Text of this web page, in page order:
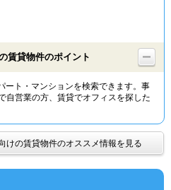
物件特集から
TOP
賃貸物件のポイント
ート・マンションを検索できます。事
自営業の方、賃貸でオフィスを探した
けの賃貸物件のオススメ情報を見る